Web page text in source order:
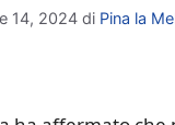
14, 2024 di Pina la